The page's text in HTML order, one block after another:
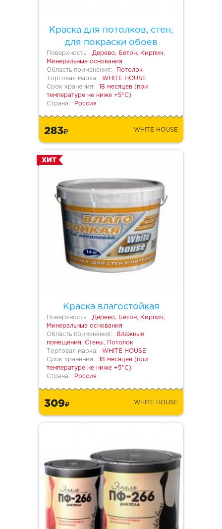
Краска для потолков, стен,
для покраски обоев
Поверхность:
Дерево, Бетон, Кирпич,
Минеральные основания
Область применения:
Потолок
Торговая марка:
WHITE HOUSE
Срок хранения:
18 месяцев (при
температуре не ниже +5°С)
Страна:
Россия
283 WHITE HOUSE
Краска влагостойкая
ХИТ
Поверхность:
Дерево, Бетон, Кирпич,
Минеральные основания
Область применения:
Влажные
помещения, Стены, Потолок
Торговая марка:
WHITE HOUSE
Срок хранения:
18 месяцев (при
температуре не ниже +5°С)
Страна:
Россия
309 WHITE HOUSE